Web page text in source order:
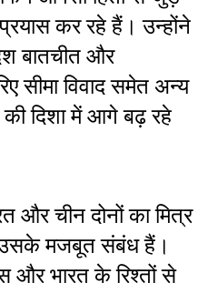
कर रहे हैं। उन्होंने
बातचीत और
सीमा विवाद समेत अन्य
की दिशा में आगे बढ़ रहे
और चीन दोनों का मित्र
उसके मजबूत संबंध हैं।
और भारत के रिश्तों से